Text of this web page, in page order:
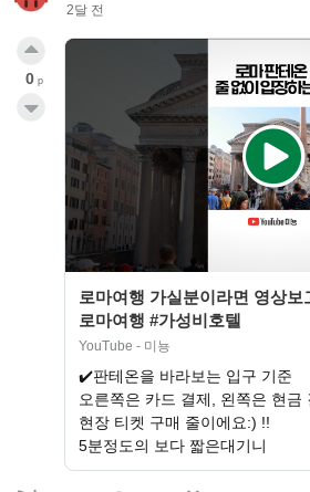
2달 전
로마여행 가실분이라면 영상보
로마여행 #가성비호텔
YouTube - 미뇽
✔️판테온을 바라보는 입구 기준
오른쪽은 카드 결제, 왼쪽은 현금
현장 티켓 구매 줄이에요:) !!
5분정도의 보다 짧은대기니
0 p